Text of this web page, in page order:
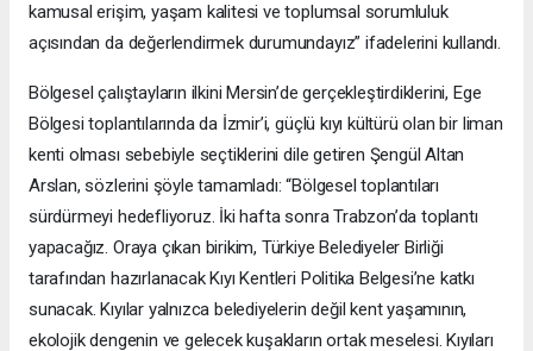
kamusal erişim, yaşam kalitesi ve toplumsal sorumluluk
açısından da değerlendirmek durumundayız” ifadelerini kullandı.
Bölgesel çalıştayların ilkini Mersin’de gerçekleştirdiklerini, Ege
Bölgesi toplantılarında da İzmir’i, güçlü kıyı kültürü olan bir liman
kenti olması sebebiyle seçtiklerini dile getiren Şengül Altan
Arslan, sözlerini şöyle tamamladı: “Bölgesel toplantıları
sürdürmeyi hedefliyoruz. İki hafta sonra Trabzon’da toplantı
yapacağız. Oraya çıkan birikim, Türkiye Belediyeler Birliği
tarafından hazırlanacak Kıyı Kentleri Politika Belgesi’ne katkı
sunacak. Kıyılar yalnızca belediyelerin değil kent yaşamının,
ekolojik dengenin ve gelecek kuşakların ortak meselesi. Kıyıları